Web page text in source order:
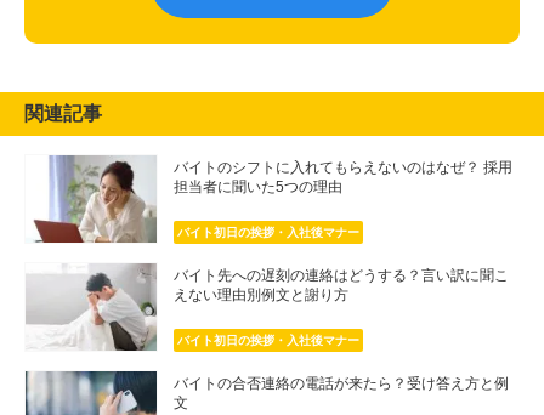
関連記事
バイトのシフトに入れてもらえないのはなぜ？ 採用
担当者に聞いた5つの理由
バイト初日の挨拶・入社後マナー
バイト先への遅刻の連絡はどうする？言い訳に聞こ
えない理由別例文と謝り方
バイト初日の挨拶・入社後マナー
バイトの合否連絡の電話が来たら？受け答え方と例
文